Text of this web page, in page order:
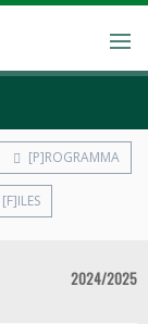
[P]ROGRAMMA
[F]ILES
2024/2025